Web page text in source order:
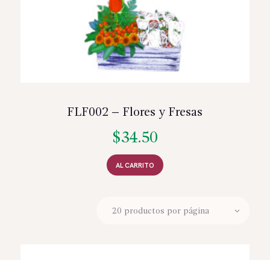
FLF002 – Flores y Fresas
$34.50
AL CARRITO